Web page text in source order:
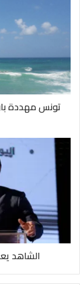
الشاهد